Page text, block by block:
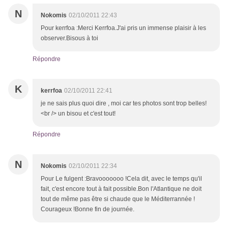
N Nokomis 02/10/2011 22:43
Pour kerrfoa :Merci Kerrfoa.J'ai pris un immense plaisir à les
observer.Bisous à toi
Répondre
K kerrfoa 02/10/2011 22:41
je ne sais plus quoi dire , moi car tes photos sont trop belles!
<br /> un bisou et c'est tout!
Répondre
N Nokomis 02/10/2011 22:34
Pour Le fulgent :Bravooooooo !Cela dit, avec le temps qu'il
fait, c'est encore tout à fait possible.Bon l'Atlantique ne doit
tout de même pas être si chaude que le Méditerrannée !
Courageux !Bonne fin de journée.